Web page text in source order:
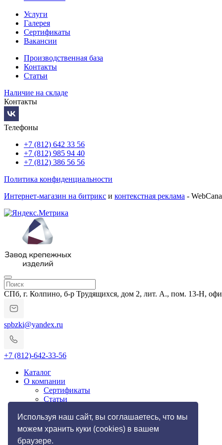
Используя наш сайт, вы соглашаетесь, что мы
можем хранить куки (cookies) в вашем
браузере.
Услуги
Галерея
Сертификаты
Вакансии
Производственная база
Контакты
Статьи
Наличие на складе
Контакты
Телефоны
+7 (812) 642 33 56
+7 (812) 985 94 40
+7 (812) 386 56 56
Политика конфиденциальности
Интернет-магазин на битрикс и контекстная реклама -
СПб, г. Колпино, б-р Трудящихся, дом 2, лит. А., пом. 13-Н,
spbzki@yandex.ru
+7 (812)-642-33-56
Каталог
О компании
Сертификаты
Статьи
Импортозамещение
Услуги
Резьбонакатные работы